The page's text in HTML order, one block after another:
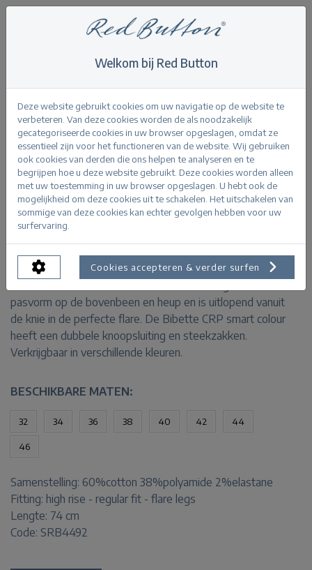
Bibette CRP smart colour L29
Terug
Bibette CRP smart colour navy
PRODUCTINFORMATIE
De Bibette CRP smart colour is een flare broek van een
pasvorm op de bovenbeen en heup en is uitlopend vanuit
de knie in de perfecte flare. De Bibette CRP smart colour
heeft een dubbele knoopsluiting en steekzakken.
Verkrijgbaar in verschillende kleuren.
BESCHIKBARE MATEN:
32 34 36 38 40 42 44
46
Samenstelling: 60%cotton 38%polyamide 2%elastane
Fitting: high rise - regular fit - flare legs
Lengte: 74 cm
Code: SRB4492
Welkom bij Red Button
Deze website gebruikt cookies om uw navigatie op de website te
verbeteren. Van deze cookies worden de als noodzakelijk
gecategoriseerde cookies in uw browser opgeslagen, omdat ze
essentieel zijn voor het functioneren van de website. Wij gebruiken
ook cookies van derden die ons helpen te analyseren en te
begrijpen hoe u deze website gebruikt. Deze cookies worden alleen
met uw toestemming in uw browser opgeslagen. U hebt ook de
mogelijkheid om deze cookies uit te schakelen. Het uitschakelen van
sommige van deze cookies kan echter gevolgen hebben voor uw
surfervaring.
Cookies accepteren & verder surfen